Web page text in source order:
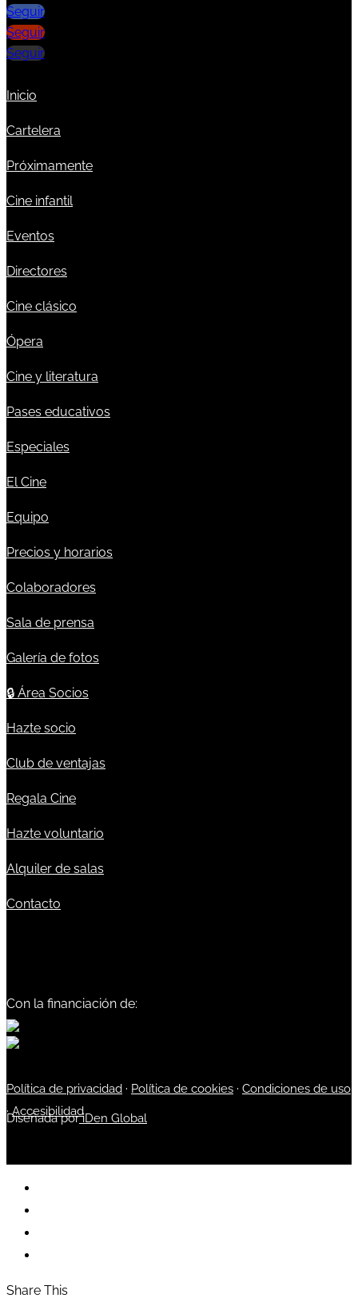
Seguir
Seguir
Seguir
Inicio
Cartelera
Próximamente
Cine infantil
Eventos
Directores
Cine clásico
Ópera
Cine y literatura
Pases educativos
Especiales
El Cine
Equipo
Precios y horarios
Colaboradores
Sala de prensa
Galería de fotos
🔒 Área Socios
Hazte socio
Club de ventajas
Regala Cine
Hazte voluntario
Alquiler de salas
Contacto
Con la financiación de:
Política de privacidad · Política de cookies · Condiciones de uso
·Accesibilidad
Diseñada poriDen Global
Share This